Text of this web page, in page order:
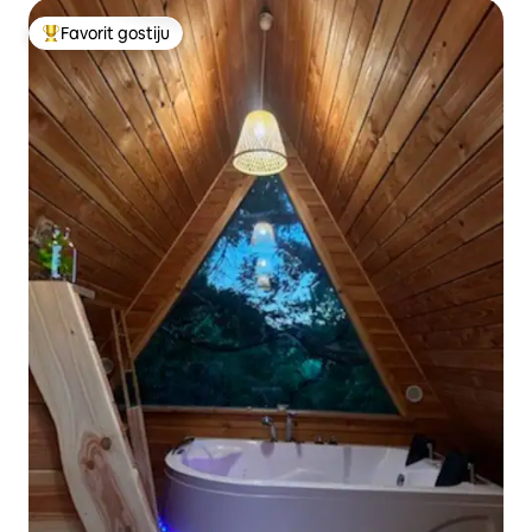
Glavni favorit gostiju
Favorit gostiju